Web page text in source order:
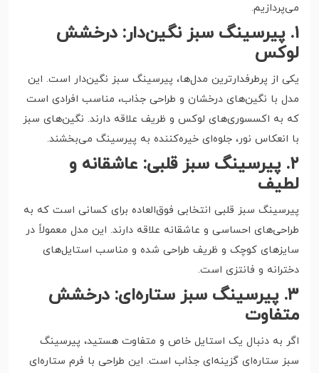
می‌پردازیم.
۱. پیرسینگ سبز نگین‌دار: درخشش
لوکس
یکی از پرطرفدارترین مدل‌ها، پیرسینگ سبز نگین‌دار است. این
مدل با نگین‌های درخشان و طراحی جذاب، مناسب افرادی است
که به اکسسوری‌های لوکس و ظریف علاقه دارند. نگین‌های سبز
با انعکاس نور، جلوه‌ای خیره‌کننده به پیرسینگ می‌بخشند.
۲. پیرسینگ سبز قلبی: عاشقانه و
لطیف
پیرسینگ سبز قلبی انتخابی فوق‌العاده برای کسانی است که به
طراحی‌های احساسی و عاشقانه علاقه دارند. این مدل معمولاً در
سایزهای کوچک و ظریف طراحی شده و مناسب استایل‌های
دخترانه و فانتزی است.
۳. پیرسینگ سبز ستاره‌ای: درخشش
متفاوت
اگر به دنبال یک استایل خاص و متفاوت هستید، پیرسینگ
سبز ستاره‌ای گزینه‌ای جذاب است. این طراحی با فرم ستاره‌ای